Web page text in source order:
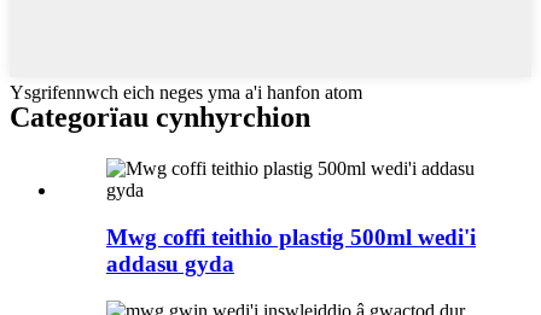
Ysgrifennwch eich neges yma a'i hanfon atom
Categorïau cynhyrchion
Mwg coffi teithio plastig 500ml wedi'i
addasu gyda